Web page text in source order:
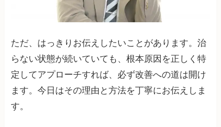
ただ、はっきりお伝えしたいことがあります。治
らない状態が続いていても、根本原因を正しく特
定してアプローチすれば、必ず改善への道は開け
ます。今日はその理由と方法を丁寧にお伝えしま
す。